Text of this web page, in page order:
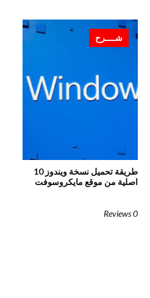
شــــرح
طريقة تحميل نسخة ويندوز 10
اصلية من موقع مايكروسوفت
0 Reviews